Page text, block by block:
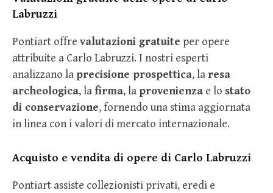
Labruzzi
Pontiart offre valutazioni gratuite per opere
attribuite a Carlo Labruzzi. I nostri esperti
analizzano la precisione prospettica, la resa
archeologica, la firma, la provenienza e lo stato
di conservazione, fornendo una stima aggiornata
in linea con i valori di mercato internazionale.
Acquisto e vendita di opere di Carlo Labruzzi
Pontiart assiste collezionisti privati, eredi e